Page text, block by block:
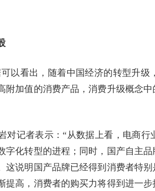
可以看出，随着中国经济的转型升
附加值的消费产品，消费升级概念
对记者表示：“从数据上看，电商行
字化转型的进程；同时，国产自主
这说明国产品牌已经得到消费者特
提高，消费者的购买力将得到进一